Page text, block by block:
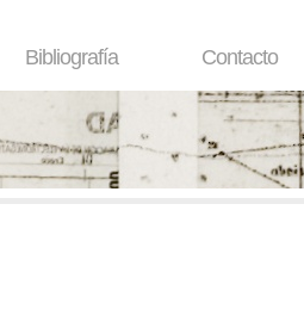
Bibliografía Contacto